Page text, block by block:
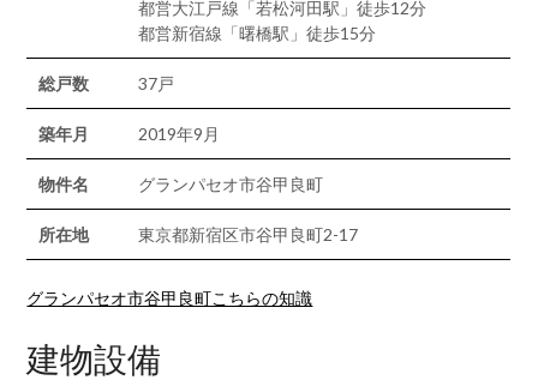
都営大江戸線「若松河田駅」徒歩12分
都営新宿線「曙橋駅」徒歩15分
総戸数 37戸
築年月 2019年9月
物件名 グランパセオ市谷甲良町
所在地 東京都新宿区市谷甲良町2-17
グランパセオ市谷甲良町こちらの知識
建物設備